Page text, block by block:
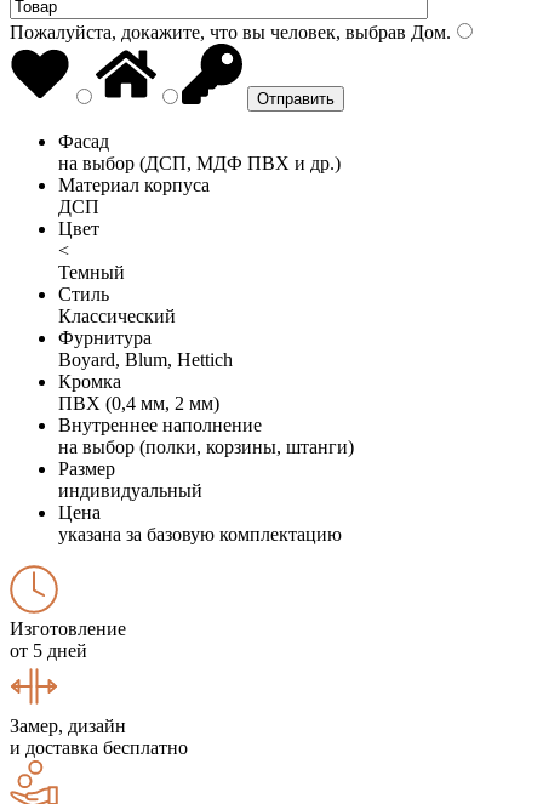
Пожалуйста, докажите, что вы человек, выбрав Дом.
Фасад
на выбор (ДСП, МДФ ПВХ и др.)
Материал корпуса
ДСП
Цвет
<
Темный
Стиль
Классический
Фурнитура
Boyard, Blum, Hettich
Кромка
ПВХ (0,4 мм, 2 мм)
Внутреннее наполнение
на выбор (полки, корзины, штанги)
Размер
индивидуальный
Цена
указана за базовую комплектацию
Изготовление
от 5 дней
Замер, дизайн
и доставка бесплатно